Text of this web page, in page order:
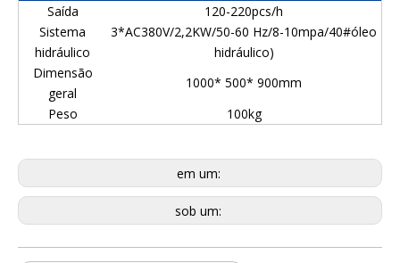
Saída
120-220pcs/h
Sistema
hidráulico
3*AC380V/2,2KW/50-60 Hz/8-10mpa/40#óleo
hidráulico)
Dimensão
geral
1000* 500* 900mm
Peso
100kg
em um:
sob um: